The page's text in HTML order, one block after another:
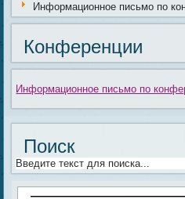
Информационное письмо по
Конференции
Информационное письмо по
Поиск